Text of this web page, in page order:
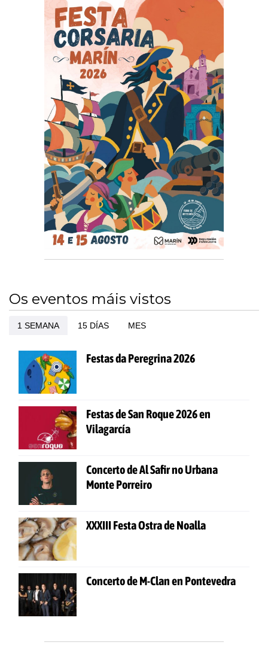
Os eventos máis vistos
1 SEMANA 15 DÍAS MES
Festas da Peregrina 2026
Festas de San Roque 2026 en
Vilagarcía
Concerto de Al Safir no Urbana
Monte Porreiro
XXXIII Festa Ostra de Noalla
Concerto de M-Clan en Pontevedra